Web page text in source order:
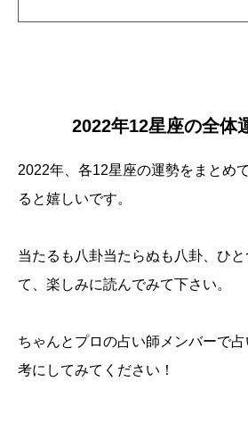
2022年12星座の全体
2022年、各12星座の運勢をまとめ
ると嬉しいです。
当たるも八卦当たらぬも八卦、ひ
て、楽しみに読んでみて下さい。
ちゃんとプロの占い師メンバーで
考にしてみてください！